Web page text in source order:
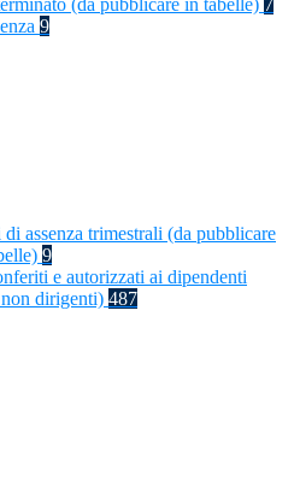
(da pubblicare in tabelle) 7
9
di assenza trimestrali (da pubblicare
9
e autorizzati ai dipendenti
dirigenti) 487